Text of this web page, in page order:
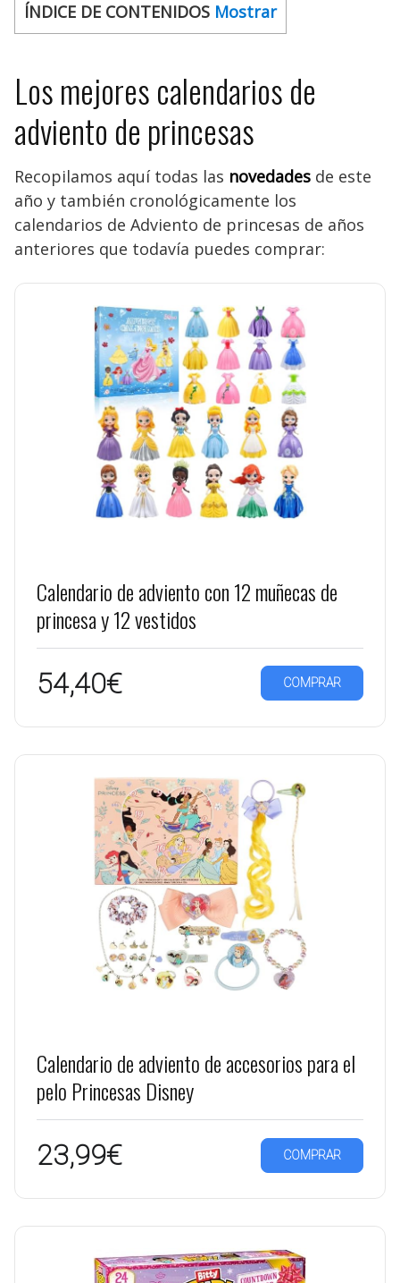
ÍNDICE DE CONTENIDOS Mostrar
Los mejores calendarios de
adviento de princesas
Recopilamos aquí todas las novedades de este
año y también cronológicamente los
calendarios de Adviento de princesas de años
anteriores que todavía puedes comprar:
Calendario de adviento con 12 muñecas de
princesa y 12 vestidos
54,40€ COMPRAR
Calendario de adviento de accesorios para el
pelo Princesas Disney
23,99€ COMPRAR